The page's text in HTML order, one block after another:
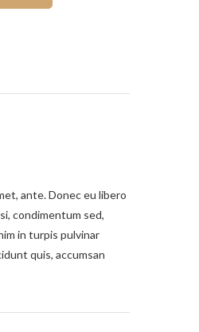
ante. Donec eu libero
condimentum sed,
in turpis pulvinar
quis, accumsan